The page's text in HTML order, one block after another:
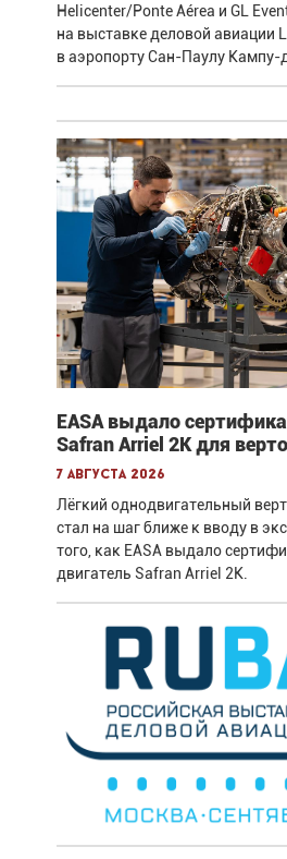
Helicenter/Ponte Aérea и GL
на выставке деловой авиации
в аэропорту Сан-Паулу Кампу-
EASA выдало
Safran Arriel 2K для
7 августа 2026
Лёгкий однодвигательный
стал на шаг ближе к вводу в
того, как EASA выдало
двигатель Safran Arriel 2K.